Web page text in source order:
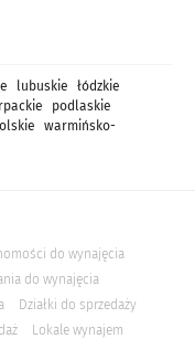
lubuskie
łódzkie
podlaskie
warmińsko-
do wynajęcia
do wynajęcia
Działki do sprzedaży
Lokale wynajem